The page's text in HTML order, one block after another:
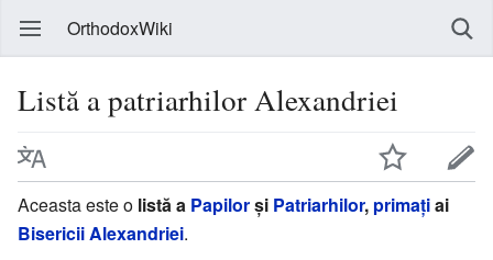
OrthodoxWiki
Listă a patriarhilor Alexandriei
Aceasta este o listă a Papilorși Patriarhilor, primațiai
Bisericii Alexandriei.